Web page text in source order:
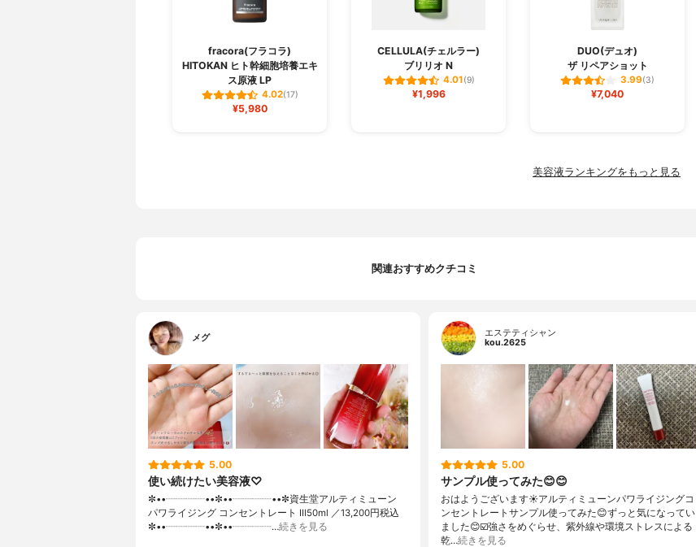
fracora(フラコラ)
HITOKAN ヒト幹細胞培養エキ
ス原液 LP
4.02(17)
¥5,980
CELLULA(チェルラー)
ブリリオ N
4.01(9)
¥1,996
DUO(デュオ)
ザ リペアショット
3.99(3)
¥7,040
美容液ランキングをもっと見る
関連おすすめクチコミ
メグ
5.00
使い続けたい美容液♡
✼••┈┈┈┈••✼••┈┈┈┈••✼資生堂アルティミューン
パワライジング コンセントレート Ⅲ50ml ／13,200円税込
✼••┈┈┈┈••✼••┈┈┈┈…続きを見る
エステティシャン
kou.2625
5.00
サンプル使ってみた😊😊
おはようございます☀アルティミューンパワライジングコ
ンセントレートサンプル使ってみた😊ずっと気になってい
ました😊☑️強さをめぐらせ、紫外線や環境ストレスによる
乾…続きを見る